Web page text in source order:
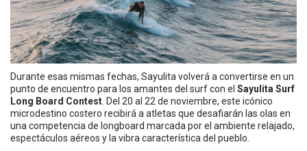
Durante esas mismas fechas, Sayulita volverá a convertirse en un
punto de encuentro para los amantes del surf con el Sayulita Surf
Long Board Contest. Del 20 al 22 de noviembre, este icónico
microdestino costero recibirá a atletas que desafiarán las olas en
una competencia de longboard marcada por el ambiente relajado,
espectáculos aéreos y la vibra característica del pueblo.